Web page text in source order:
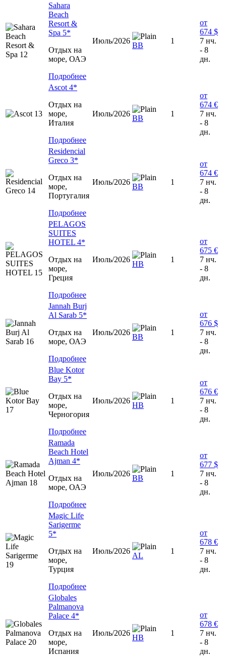
Sahara
Beach
Resort &
Spa 5*
Отдых на
море, ОАЭ
Подробнее
Июль/2026
ВВ
1
от
674 $
7 нч.
- 8
дн.
Ascot 4*
Отдых на
море,
Италия
Подробнее
Июль/2026
ВВ
1
от
674 €
7 нч.
- 8
дн.
Residencial
Greco 3*
Отдых на
море,
Португалия
Подробнее
Июль/2026
ВВ
1
от
674 €
7 нч.
- 8
дн.
PELAGOS
SUITES
HOTEL 4*
Отдых на
море,
Греция
Подробнее
Июль/2026
HB
1
от
675 €
7 нч.
- 8
дн.
Jannah Burj
Al Sarab 5*
Отдых на
море, ОАЭ
Подробнее
Июль/2026
ВВ
1
от
676 $
7 нч.
- 8
дн.
Blue Kotor
Bay 5*
Отдых на
море,
Черногория
Подробнее
Июль/2026
HB
1
от
676 €
7 нч.
- 8
дн.
Ramada
Beach Hotel
Ajman 4*
Отдых на
море, ОАЭ
Подробнее
Июль/2026
ВВ
1
от
677 $
7 нч.
- 8
дн.
Magic Life
Sarigerme
5*
Отдых на
море,
Турция
Подробнее
Июль/2026
AL
1
от
678 €
7 нч.
- 8
дн.
Globales
Palmanova
Palace 4*
Отдых на
море,
Испания
Июль/2026
НВ
1
от
678 €
7 нч.
- 8
дн.